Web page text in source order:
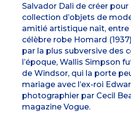
Salvador Dali de créer pour
collection d’objets de
amitié artistique naît, entre
célèbre robe Homard
par la plus subversive des
l’époque, Wallis Simpson
de Windsor, qui la porte
mariage avec l’ex-roi
photographier par Cecil
magazine Vogue.